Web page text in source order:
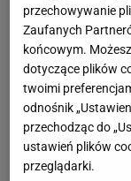
przechowywanie
Zaufanych
końcowym.
dotyczące plików
twoimi
odnośnik
przechodząc do
ustawień plików
przeglądarki.